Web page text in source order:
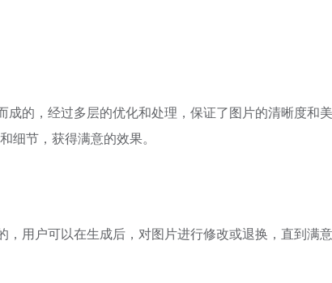
的，经过多层的优化和处理，保证了图片的清晰度和
细节，获得满意的效果。
用户可以在生成后，对图片进行修改或退换，直到满